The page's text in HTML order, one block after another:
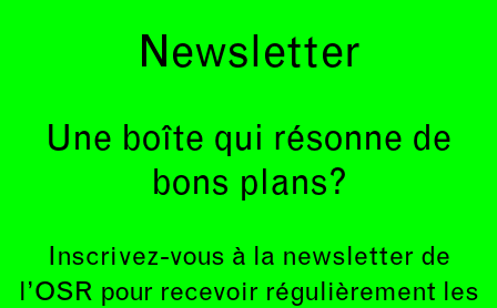
Newsletter
Une boîte qui résonne de
bons plans?
Inscrivez-vous à la newsletter de
l’OSR pour recevoir régulièrement les